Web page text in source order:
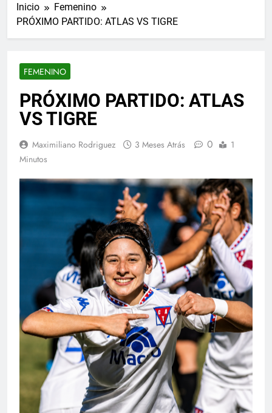
Inicio
Femenino
PRÓXIMO PARTIDO: ATLAS VS TIGRE
FEMENINO
PRÓXIMO PARTIDO: ATLAS
VS TIGRE
Maximiliano Rodriguez 3 Meses Atrás 0
1
Minutos